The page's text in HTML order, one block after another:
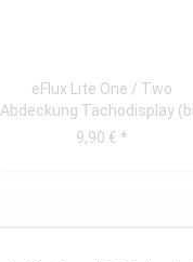
eFlux Lite One / Two
Abdeckung Tachodisplay
Bj. 04/21)
9,90 € *